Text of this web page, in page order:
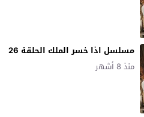
مسلسل اذا خسر الملك الحلقة 26
منذ 8 أشهر